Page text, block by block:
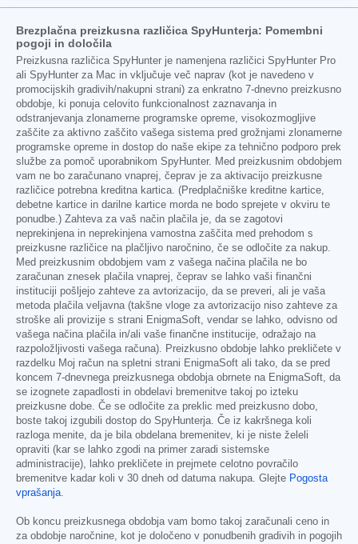
Brezplačna preizkusna različica SpyHunterja: Pomembni
pogoji in določila
Preizkusna različica SpyHunter je namenjena različici SpyHunter Pro
ali SpyHunter za Mac in vključuje več naprav (kot je navedeno v
promocijskih gradivih/nakupni strani) za enkratno 7-dnevno preizkusno
obdobje, ki ponuja celovito funkcionalnost zaznavanja in
odstranjevanja zlonamerne programske opreme, visokozmogljive
zaščite za aktivno zaščito vašega sistema pred grožnjami zlonamerne
programske opreme in dostop do naše ekipe za tehnično podporo prek
službe za pomoč uporabnikom SpyHunter. Med preizkusnim obdobjem
vam ne bo zaračunano vnaprej, čeprav je za aktivacijo preizkusne
različice potrebna kreditna kartica. (Predplačniške kreditne kartice,
debetne kartice in darilne kartice morda ne bodo sprejete v okviru te
ponudbe.) Zahteva za vaš način plačila je, da se zagotovi
neprekinjena in neprekinjena varnostna zaščita med prehodom s
preizkusne različice na plačljivo naročnino, če se odločite za nakup.
Med preizkusnim obdobjem vam z vašega načina plačila ne bo
zaračunan znesek plačila vnaprej, čeprav se lahko vaši finančni
instituciji pošljejo zahteve za avtorizacijo, da se preveri, ali je vaša
metoda plačila veljavna (takšne vloge za avtorizacijo niso zahteve za
stroške ali provizije s strani EnigmaSoft, vendar se lahko, odvisno od
vašega načina plačila in/ali vaše finančne institucije, odražajo na
razpoložljivosti vašega računa). Preizkusno obdobje lahko prekličete v
razdelku Moj račun na spletni strani EnigmaSoft ali tako, da se pred
koncem 7-dnevnega preizkusnega obdobja obrnete na EnigmaSoft, da
se izognete zapadlosti in obdelavi bremenitve takoj po izteku
preizkusne dobe. Če se odločite za preklic med preizkusno dobo,
boste takoj izgubili dostop do SpyHunterja. Če iz kakršnega koli
razloga menite, da je bila obdelana bremenitev, ki je niste želeli
opraviti (kar se lahko zgodi na primer zaradi sistemske
administracije), lahko prekličete in prejmete celotno povračilo
bremenitve kadar koli v 30 dneh od datuma nakupa. Glejte Pogosta
vprašanja.
Ob koncu preizkusnega obdobja vam bomo takoj zaračunali ceno in
za obdobje naročnine, kot je določeno v ponudbenih gradivih in pogojih